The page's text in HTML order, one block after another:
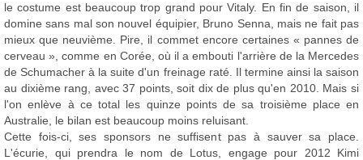
le costume est beaucoup trop grand pour Vitaly. En fin de saison, il
domine sans mal son nouvel équipier, Bruno Senna, mais ne fait pas
mieux que neuvième. Pire, il commet encore certaines « pannes de
cerveau », comme en Corée, où il a embouti l'arrière de la Mercedes
de Schumacher à la suite d'un freinage raté. Il termine ainsi la saison
au dixième rang, avec 37 points, soit dix de plus qu'en 2010. Mais si
l'on enlève à ce total les quinze points de sa troisième place en
Australie, le bilan est beaucoup moins reluisant.
Cette fois-ci, ses sponsors ne suffisent pas à sauver sa place.
L'écurie, qui prendra le nom de Lotus, engage pour 2012 Kimi